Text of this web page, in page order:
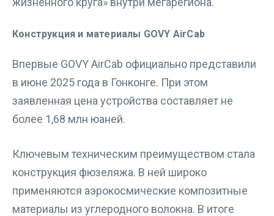
Конструкция и материалы GOVY AirCab
Впервые GOVY AirCab официально представили
в июне 2025 года в Гонконге. При этом
заявленная цена устройства составляет не
более 1,68 млн юаней.
Ключевым техническим преимуществом стала
конструкция фюзеляжа. В ней широко
применяются аэрокосмические композитные
материалы из углеродного волокна. В итоге